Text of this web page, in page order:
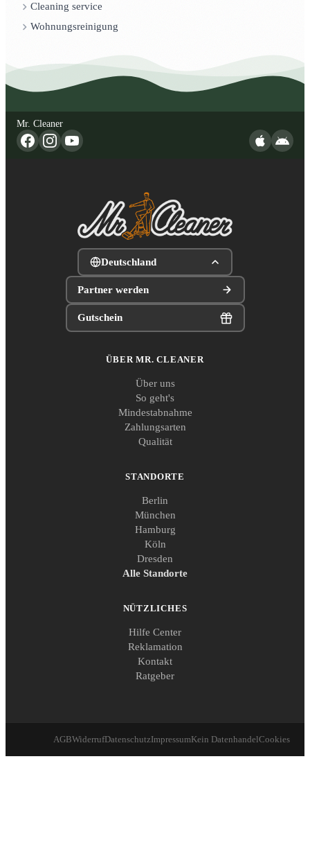
Cleaning service
Wohnungsreinigung
Mr. Cleaner
Deutschland
Partner werden
Gutschein
ÜBER MR. CLEANER
Über uns
So geht's
Mindestabnahme
Zahlungsarten
Qualität
STANDORTE
Berlin
München
Hamburg
Köln
Dresden
Alle Standorte
NÜTZLICHES
Hilfe Center
Reklamation
Kontakt
Ratgeber
AGBWiderrufDatenschutzImpressumKein DatenhandelCookies